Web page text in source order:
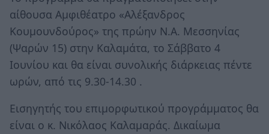
αίθουσα Αμφιθέατρο «Αλέξανδρος
Κουμουνδούρος» της πρώην Ν.Α. Μεσσηνίας
(Ψαρών 15) στην Καλαμάτα, το Σάββατο 4
Ιουνίου και θα είναι συνολικής διάρκειας πέντε
ωρών, από τις 9.30-14.30 .
Εισηγητής του επιμορφωτικού προγράμματος θα
είναι ο κ. Νικόλαος Καλαμαράς. Δικαίωμα